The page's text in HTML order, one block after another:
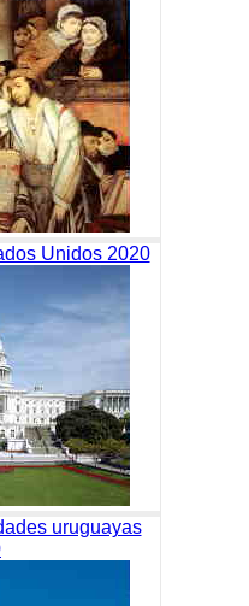
Unidos 2020
uruguayas